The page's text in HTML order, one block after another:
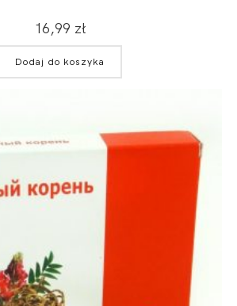
16,99 zł
Dodaj do koszyka